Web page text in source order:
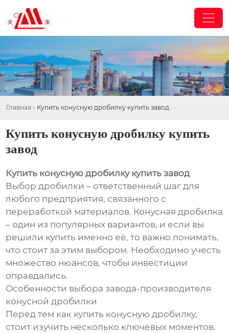
Главная - Купить конусную дробилку купить завод
Купить конусную дробилку купить
завод
Купить конусную дробилку купить завод
Выбор дробилки – ответственный шаг для
любого предприятия, связанного с
переработкой материалов. Конусная дробилка
– один из популярных вариантов, и если вы
решили купить именно её, то важно понимать,
что стоит за этим выбором. Необходимо учесть
множество нюансов, чтобы инвестиции
оправдались.
Особенности выбора завода-производителя
конусной дробилки
Перед тем как купить конусную дробилку,
стоит изучить несколько ключевых моментов.